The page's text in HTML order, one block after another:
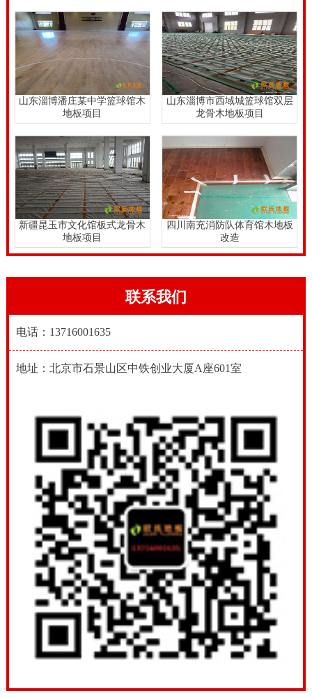
山东淄博潘庄某中学篮球馆木
地板项目
山东淄博市西域城篮球馆双层
龙骨木地板项目
新疆昆玉市文化馆板式龙骨木
地板项目
四川南充消防队体育馆木地板
改造
联系我们
电话：13716001635
地址：北京市石景山区中铁创业大厦A座601室